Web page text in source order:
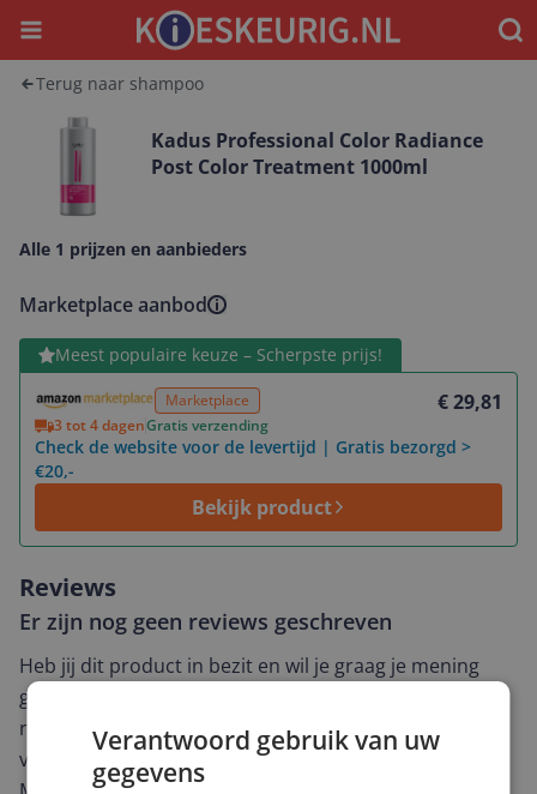
Menu
Terug naar shampoo
Kadus Professional Color Radiance
Post Color Treatment 1000ml
Alle 1 prijzen en aanbieders
Marketplace aanbod
Meest populaire keuze – Scherpste prijs!
Marketplace € 29,81
3 tot 4 dagenGratis verzending
Check de website voor de levertijd | Gratis bezorgd >
€20,-
Bekijk product
Bekijk product
Reviews
Er zijn nog geen reviews geschreven
Heb jij dit product in bezit en wil je graag je mening
geven? Start dan hieronder met het schrijven van je
review. Afhankelijk van de details duurt het schrijven
van een review gemiddeld tussen de 3 en 10 minuten.
Verantwoord gebruik van uw
gegevens